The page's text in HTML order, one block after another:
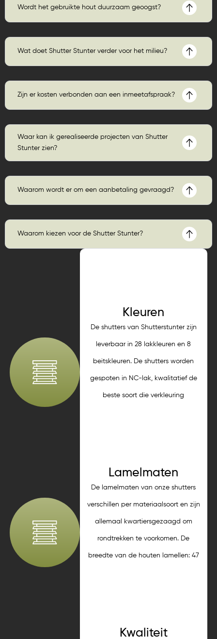
Wordt het gebruikte hout duurzaam geoogst?
Wat doet Shutter Stunter verder voor het milieu?
Zijn er kosten verbonden aan een inmeetafspraak?
Waar kan ik gerealiseerde projecten van Shutter
Stunter zien?
Waarom wordt er om een aanbetaling gevraagd?
Waarom kiezen voor de Shutter Stunter?
Kleuren
De shutters van Shutterstunter zijn
leverbaar in 28 lakkleuren en 8
beitskleuren. De shutters worden
gespoten in NC-lak, kwalitatief de
beste soort die verkleuring
Lamelmaten
De lamelmaten van onze shutters
verschillen per materiaalsoort en zijn
allemaal kwartiersgezaagd om
rondtrekken te voorkomen. De
breedte van de houten lamellen: 47
Kwaliteit